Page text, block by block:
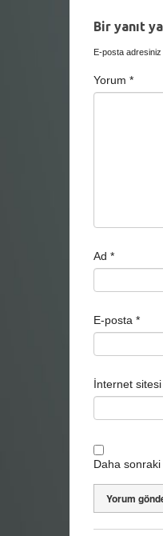
Bir yanıt
E-posta adresiniz
Yorum *
Ad *
E-posta *
İnternet sitesi
Daha sonraki